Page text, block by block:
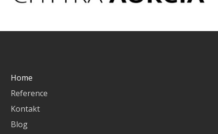
Home
Reference
Kontakt
Blog